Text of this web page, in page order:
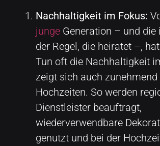
Nachhaltigkeit im Fokus:
junge Generation – und die
der Regel, die heiratet –,
Tun oft die Nachhaltigkeit
zeigt sich auch
Hochzeiten. So werden
Dienstleister beauftragt,
wiederverwendbare
genutzt und bei der